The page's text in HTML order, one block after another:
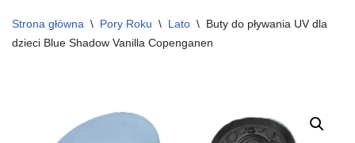
Strona główna \ Pory Roku \ Lato \ Buty do pływania UV dla
dzieci Blue Shadow Vanilla Copenganen